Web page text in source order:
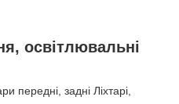
освітлювальні
передні, задні Ліхтарі,